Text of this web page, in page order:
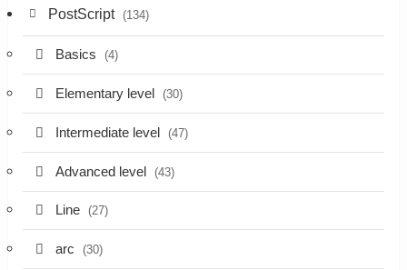
PostScript (134)
Basics (4)
Elementary level (30)
Intermediate level (47)
Advanced level (43)
Line (27)
arc (30)